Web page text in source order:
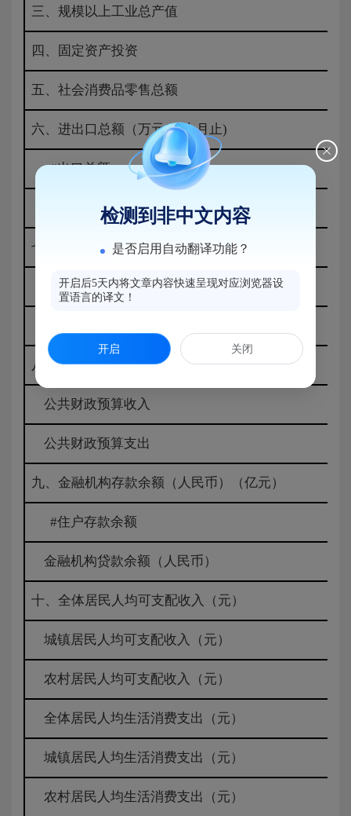
三、规模以上工业总产值
四、固定资产投资
五、社会消费品零售总额
六、进出口总额（万元）(上月止)
#出口总额
进口总额
七、新批合同外资项目（项）
新批合同外资金额(万美元)
八、财政总收入（不含基金）
公共财政预算收入
公共财政预算支出
九、金融机构存款余额（人民币）（亿元）
#住户存款余额
金融机构贷款余额（人民币）
十、全体居民人均可支配收入（元）
城镇居民人均可支配收入（元）
农村居民人均可支配收入（元）
全体居民人均生活消费支出（元）
城镇居民人均生活消费支出（元）
农村居民人均生活消费支出（元）
检测到非中文内容
是否启用自动翻译功能？
开启后5天内将文章内容快速呈现对应浏览器设
置语言的译文！
开启 关闭